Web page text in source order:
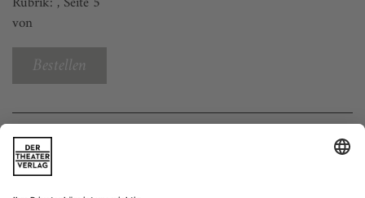
von
Bestellen
Weitere Beiträge
Homogen